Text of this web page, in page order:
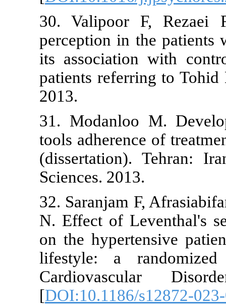
30.
perception
its
patients
31.
tools
Sciences.
32.
N. Effect of
on the
lifestyle: a
[